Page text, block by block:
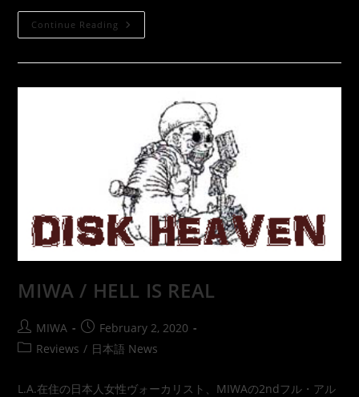
Continue Reading
MIWA / HELL IS REAL
MIWA
February 2, 2020
Reviews / 日本語 News
L.A.在住の日本人女性ヴォーカリスト、MIWAの2ndフル・アル